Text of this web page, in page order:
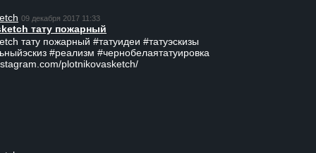
09 декабря 2017 11:33
тату пожарный
тату пожарный #татуидеи #татуэскизы
#реализм #чернобелаятатуировка
plotnikovasketch/